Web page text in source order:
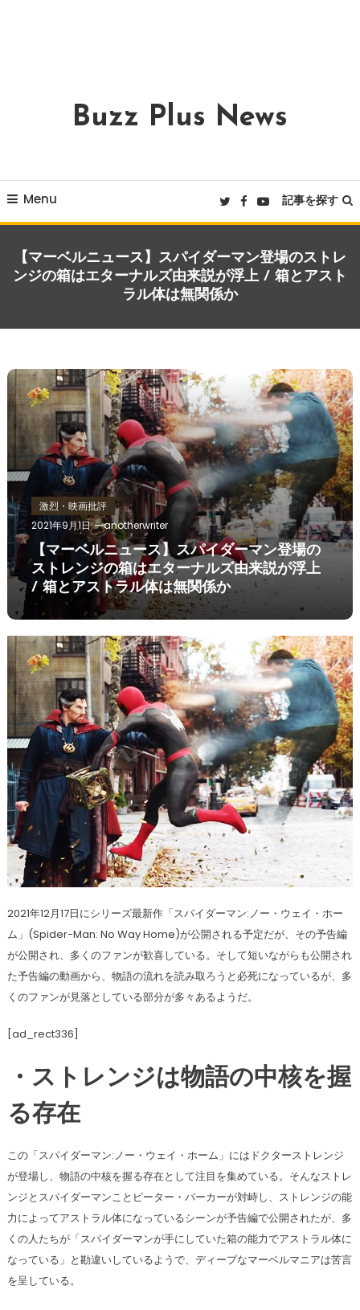
Buzz Plus News
Menu 記事を探す
【マーベルニュース】スパイダーマン登場のストレ
ンジの箱はエターナルズ由来説が浮上 / 箱とアスト
ラル体は無関係か
激烈・映画批評
2021年9月1日
anotherwriter
【マーベルニュース】スパイダーマン登場の
ストレンジの箱はエターナルズ由来説が浮上
/ 箱とアストラル体は無関係か
2021年12月17日にシリーズ最新作「スパイダーマン:ノー・ウェイ・ホー
ム」(Spider-Man: No Way Home)が公開される予定だが、その予告編
が公開され、多くのファンが歓喜している。そして短いながらも公開され
た予告編の動画から、物語の流れを読み取ろうと必死になっているが、多
くのファンが見落としている部分が多々あるようだ。
[ad_rect336]
・ストレンジは物語の中核を握
る存在
この「スパイダーマン:ノー・ウェイ・ホーム」にはドクターストレンジ
が登場し、物語の中核を握る存在として注目を集めている。そんなストレ
ンジとスパイダーマンことピーター・パーカーが対峙し、ストレンジの能
力によってアストラル体になっているシーンが予告編で公開されたが、多
くの人たちが「スパイダーマンが手にしていた箱の能力でアストラル体に
なっている」と勘違いしているようで、ディープなマーベルマニアは苦言
を呈している。